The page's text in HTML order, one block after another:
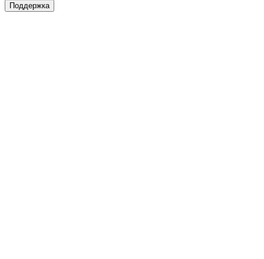
Поддержка